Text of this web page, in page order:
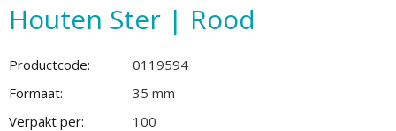
Houten Ster | Rood
Productcode:
0119594
Formaat:
35 mm
Verpakt per:
100